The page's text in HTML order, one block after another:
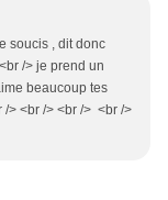
soucis , dit donc
/> je prend un
beaucoup tes
/> <br /> <br /> <br />